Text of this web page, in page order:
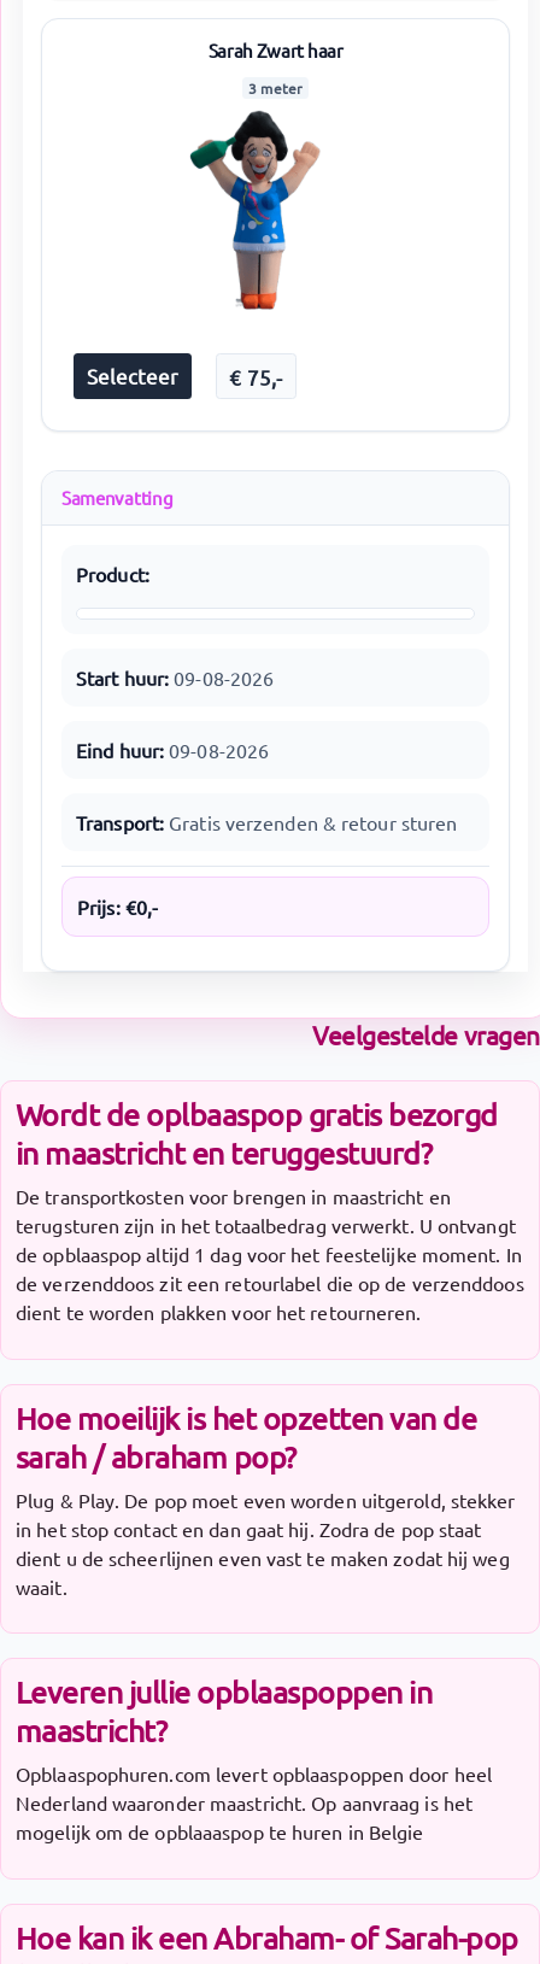
Sarah Zwart haar
3 meter
Selecteer € 75,-
Samenvatting
Product:
Start huur: 09-08-2026
Eind huur: 09-08-2026
Transport: Gratis verzenden & retour sturen
Prijs: €0,-
Veelgestelde vragen
Wordt de oplbaaspop gratis bezorgd
in maastricht en teruggestuurd?
De transportkosten voor brengen in maastricht en
terugsturen zijn in het totaalbedrag verwerkt. U ontvangt
de opblaaspop altijd 1 dag voor het feestelijke moment. In
de verzenddoos zit een retourlabel die op de verzenddoos
dient te worden plakken voor het retourneren.
Hoe moeilijk is het opzetten van de
sarah / abraham pop?
Plug & Play. De pop moet even worden uitgerold, stekker
in het stop contact en dan gaat hij. Zodra de pop staat
dient u de scheerlijnen even vast te maken zodat hij weg
waait.
Leveren jullie opblaaspoppen in
maastricht?
Opblaaspophuren.com levert opblaaspoppen door heel
Nederland waaronder maastricht. Op aanvraag is het
mogelijk om de opblaaaspop te huren in Belgie
Hoe kan ik een Abraham- of Sarah-pop